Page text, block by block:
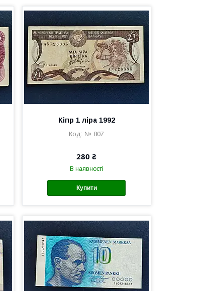
Кіпр 1 ліра 1992
№ 807
280 ₴
В наявності
Купити